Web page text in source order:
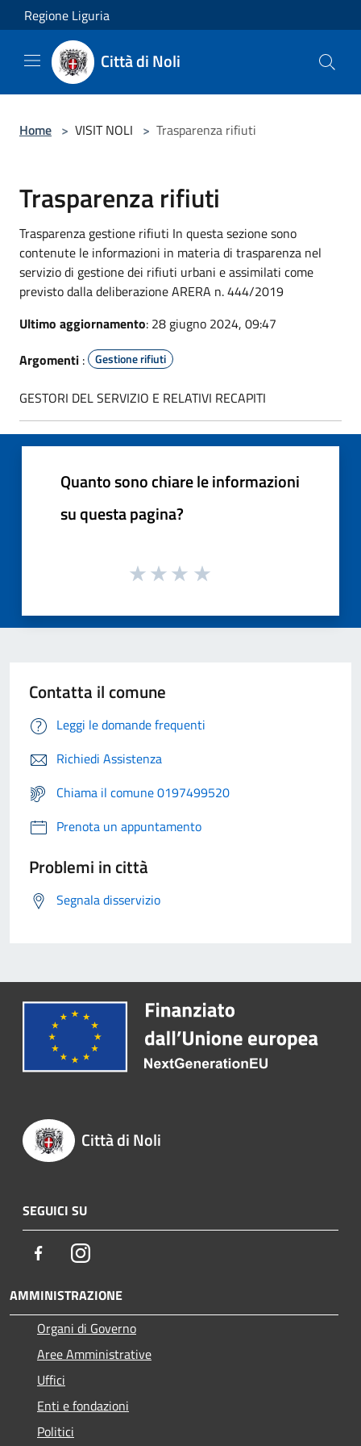
Salta al contenuto principale
Regione Liguria
Città di Noli
Home > VISIT NOLI > Trasparenza rifiuti
Trasparenza rifiuti
Trasparenza gestione rifiuti In questa sezione sono
contenute le informazioni in materia di trasparenza nel
servizio di gestione dei rifiuti urbani e assimilati come
previsto dalla deliberazione ARERA n. 444/2019
Ultimo aggiornamento: 28 giugno 2024, 09:47
Argomenti : Gestione rifiuti
GESTORI DEL SERVIZIO E RELATIVI RECAPITI
Quanto sono chiare le informazioni
su questa pagina?
Contatta il comune
Leggi le domande frequenti
Richiedi Assistenza
Chiama il comune 0197499520
Prenota un appuntamento
Problemi in città
Segnala disservizio
Città di Noli
SEGUICI SU
FacebookInstagram
AMMINISTRAZIONE
Organi di Governo
Aree Amministrative
Uffici
Enti e fondazioni
Politici